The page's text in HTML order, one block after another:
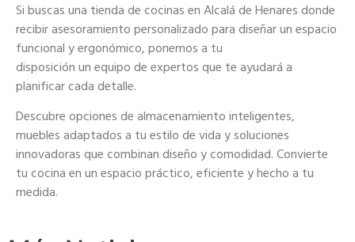
Si buscas una tienda de cocinas en Alcalá de Henares donde
recibir asesoramiento personalizado para diseñar un espacio
funcional y ergonómico, ponemos a tu
disposición un equipo de expertos que te ayudará a
planificar cada detalle.
Descubre opciones de almacenamiento inteligentes,
muebles adaptados a tu estilo de vida y soluciones
innovadoras que combinan diseño y comodidad. Convierte
tu cocina en un espacio práctico, eficiente y hecho a tu
medida.